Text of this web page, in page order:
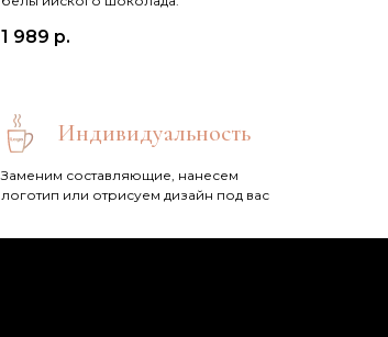
1 989 р.
Индивидуальность
Заменим составляющие, нанесем
логотип или отрисуем дизайн под вас